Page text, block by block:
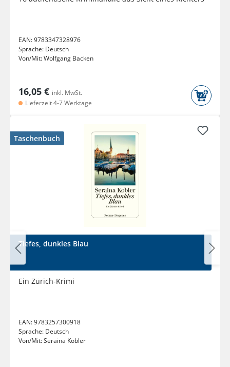
EAN:9783347328976
Sprache: Deutsch
Von/Mit:Wolfgang Backen
16,05 € inkl. MwSt.
Lieferzeit 4-7 Werktage
Taschenbuch
Tiefes, dunkles Blau
Ein Zürich-Krimi
EAN:9783257300918
Sprache: Deutsch
Von/Mit:Seraina Kobler